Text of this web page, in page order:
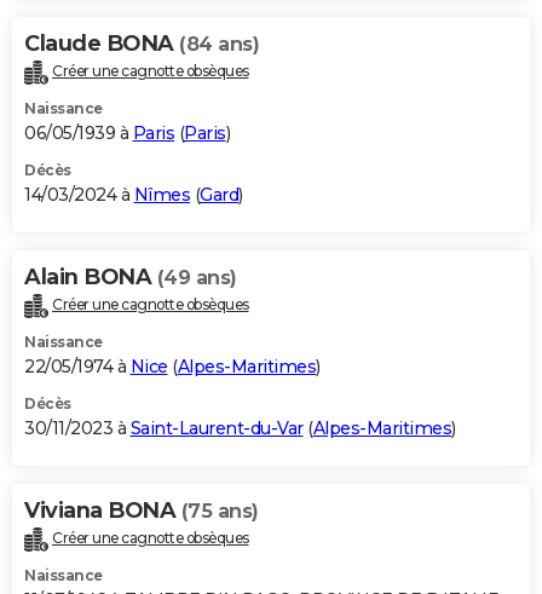
Claude BONA (84 ans)
Créer une cagnotte obsèques
Naissance
06/05/1939 à Paris (Paris)
Décès
14/03/2024 à Nîmes (Gard)
Alain BONA (49 ans)
Créer une cagnotte obsèques
Naissance
22/05/1974 à Nice (Alpes-Maritimes)
Décès
30/11/2023 à Saint-Laurent-du-Var(Alpes-Maritimes)
Viviana BONA (75 ans)
Créer une cagnotte obsèques
Naissance